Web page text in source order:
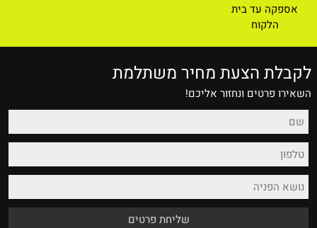
אספקה עד בית
הלקוח
לקבלת הצעת מחיר משתלמת
השאירו פרטים ונחזור אליכם!